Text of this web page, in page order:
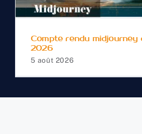
Compte rendu
2026
5 août 2026